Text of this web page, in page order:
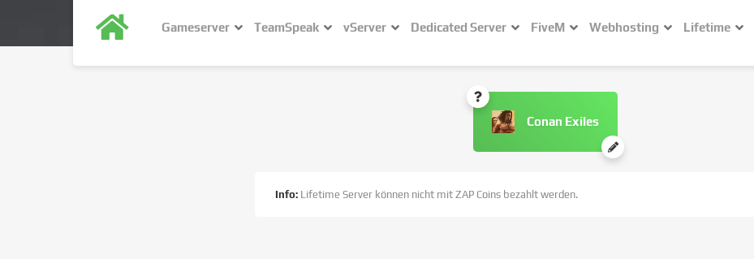
Gameserver TeamSpeak vServer Dedicated Server FiveM Webhosting Lifetime
Conan Exiles
Info: Lifetime Server können nicht mit ZAP Coins bezahlt werden.